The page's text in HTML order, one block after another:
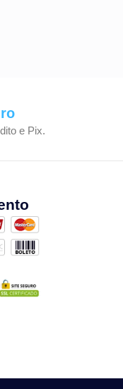
e Pix.